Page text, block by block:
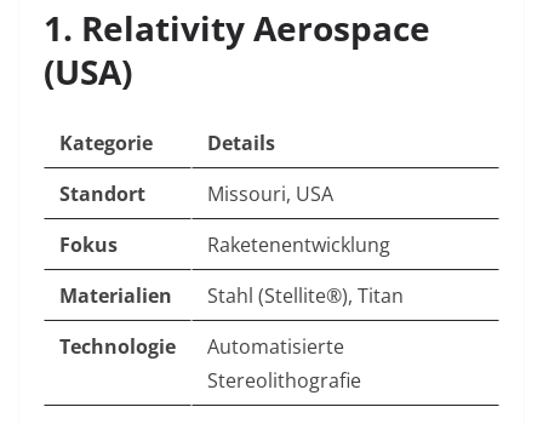
1. Relativity Aerospace
(USA)
Kategorie
Details
Standort
Missouri, USA
Fokus
Raketenentwicklung
Materialien
Stahl (Stellite®), Titan
Technologie
Automatisierte
Stereolithografie